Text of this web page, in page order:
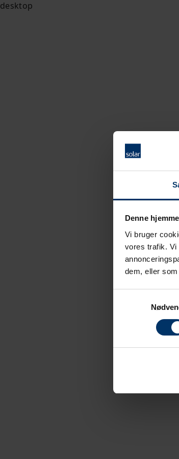
Denne
Vi bruger
vores trafik. Vi
dem, eller